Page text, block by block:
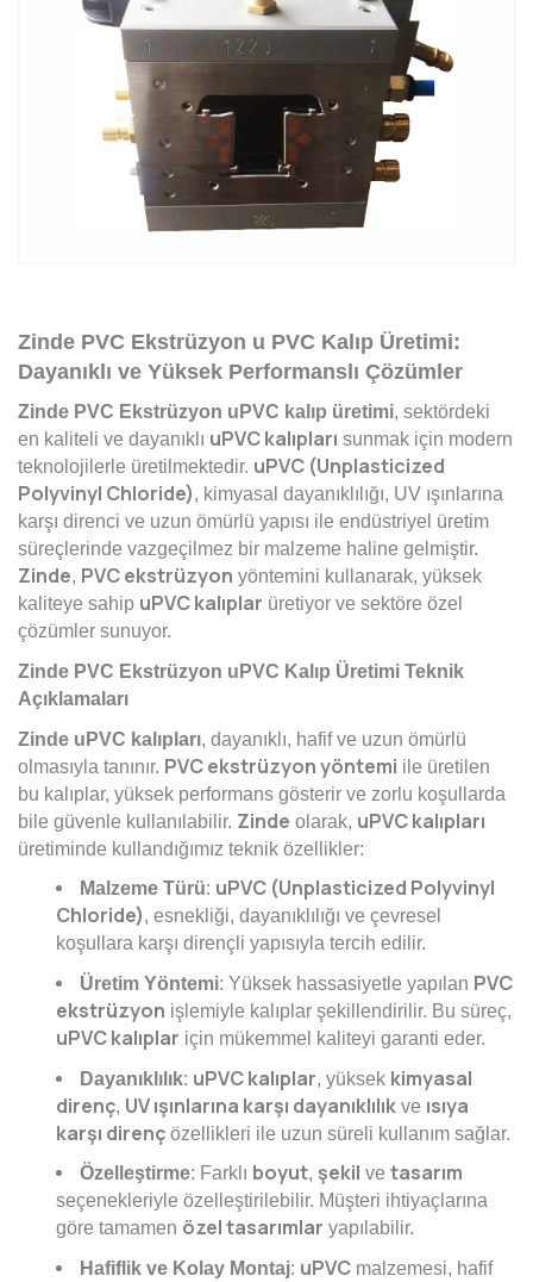
Zinde PVC Ekstrüzyon u PVC Kalıp Üretimi:
Dayanıklı ve Yüksek Performanslı Çözümler
Zinde PVC Ekstrüzyon uPVC kalıp üretimi, sektördeki
en kaliteli ve dayanıklı uPVC kalıpları sunmak için modern
teknolojilerle üretilmektedir. uPVC (Unplasticized
Polyvinyl Chloride), kimyasal dayanıklılığı, UV ışınlarına
karşı direnci ve uzun ömürlü yapısı ile endüstriyel üretim
süreçlerinde vazgeçilmez bir malzeme haline gelmiştir.
Zinde, PVC ekstrüzyon yöntemini kullanarak, yüksek
kaliteye sahip uPVC kalıplar üretiyor ve sektöre özel
çözümler sunuyor.
Zinde PVC Ekstrüzyon uPVC Kalıp Üretimi Teknik
Açıklamaları
Zinde uPVC kalıpları, dayanıklı, hafif ve uzun ömürlü
olmasıyla tanınır. PVC ekstrüzyon yöntemi ile üretilen
bu kalıplar, yüksek performans gösterir ve zorlu koşullarda
bile güvenle kullanılabilir. Zinde olarak, uPVC kalıpları
üretiminde kullandığımız teknik özellikler:
Malzeme Türü: uPVC (Unplasticized Polyvinyl
Chloride), esnekliği, dayanıklılığı ve çevresel
koşullara karşı dirençli yapısıyla tercih edilir.
Üretim Yöntemi: Yüksek hassasiyetle yapılan PVC
ekstrüzyon işlemiyle kalıplar şekillendirilir. Bu süreç,
uPVC kalıplar için mükemmel kaliteyi garanti eder.
Dayanıklılık: uPVC kalıplar, yüksek kimyasal
direnç, UV ışınlarına karşı dayanıklılık ve ısıya
karşı direnç özellikleri ile uzun süreli kullanım sağlar.
Özelleştirme: Farklı boyut, şekil ve tasarım
seçenekleriyle özelleştirilebilir. Müşteri ihtiyaçlarına
göre tamamen özel tasarımlar yapılabilir.
Hafiflik ve Kolay Montaj: uPVC malzemesi, hafif